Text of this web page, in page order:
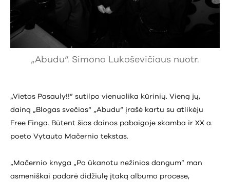
„Abudu“. Simono Lukoševičiaus nuotr.
„Vietos Pasauly!!” sutilpo vienuolika kūrinių. Vieną jų,
dainą „Blogas svečias“ „Abudu“ įrašė kartu su atlikėju
Free Finga. Būtent šios dainos pabaigoje skamba ir XX a.
poeto Vytauto Mačernio tekstas.
„Mačernio knyga „Po ūkanotu nežinios dangum” man
asmeniškai padarė didžiulę įtaką albumo procese,